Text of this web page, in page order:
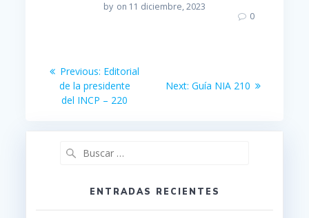
by on 11 diciembre, 2023
0
Navegación
Previous: Previous
post:
Editorial
de la presidente
del INCP – 220
Next: Next
Guía NIA 210
ENTRADAS RECIENTES